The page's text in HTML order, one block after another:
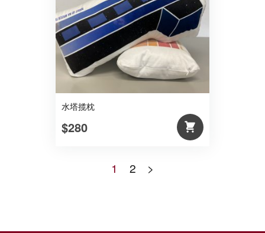
水塔揽枕
$280
1 2 >